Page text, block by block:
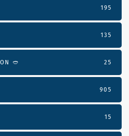
195
135
🥙 25
905
15